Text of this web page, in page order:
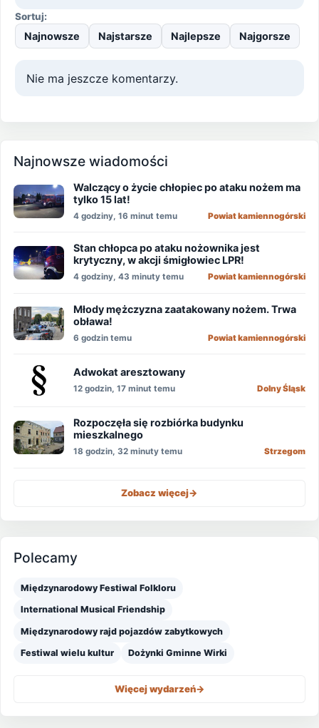
Sortuj:
Najnowsze Najstarsze Najlepsze Najgorsze
Nie ma jeszcze komentarzy.
Najnowsze wiadomości
Walczący o życie chłopiec po ataku nożem ma
tylko 15 lat!
4 godziny, 16 minut temu Powiat kamiennogórski
Stan chłopca po ataku nożownika jest
krytyczny, w akcji śmigłowiec LPR!
4 godziny, 43 minuty temu Powiat kamiennogórski
Młody mężczyzna zaatakowany nożem. Trwa
obława!
6 godzin temu Powiat kamiennogórski
Adwokat aresztowany
12 godzin, 17 minut temu Dolny Śląsk
Rozpoczęła się rozbiórka budynku
mieszkalnego
18 godzin, 32 minuty temu Strzegom
Zobacz więcej->
Polecamy
Międzynarodowy Festiwal Folkloru
International Musical Friendship
Międzynarodowy rajd pojazdów zabytkowych
Festiwal wielu kultur Dożynki Gminne Wirki
Więcej wydarzeń->